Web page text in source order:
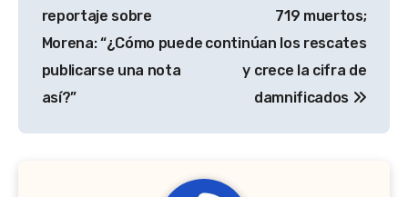
entradas
reportaje sobre
Morena: “¿Cómo puede
publicarse una nota
así?”
719 muertos;
continúan los rescates
y crece la cifra de
damnificados